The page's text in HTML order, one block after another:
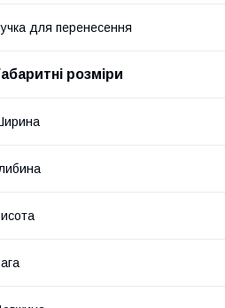
для перенесення
розміри